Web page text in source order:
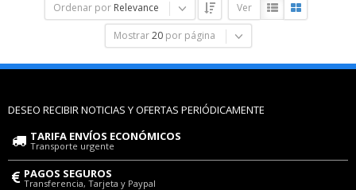
Ordenar por Relevance Ver
Mostrar 20 por página
DESEO RECIBIR NOTICIAS Y OFERTAS PERIÓDICAMENTE
TARIFA ENVÍOS ECONÓMICOS
Transporte urgente
PAGOS SEGUROS
Transferencia, Tarjeta y Paypal